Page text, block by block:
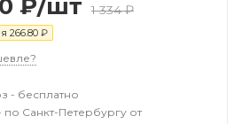
₽/шт 1 334₽
266.80 ₽
- бесплатно
по Санкт-Петербургу от